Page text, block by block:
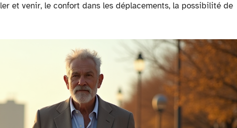
et venir, le confort dans les déplacements, la possibilité de